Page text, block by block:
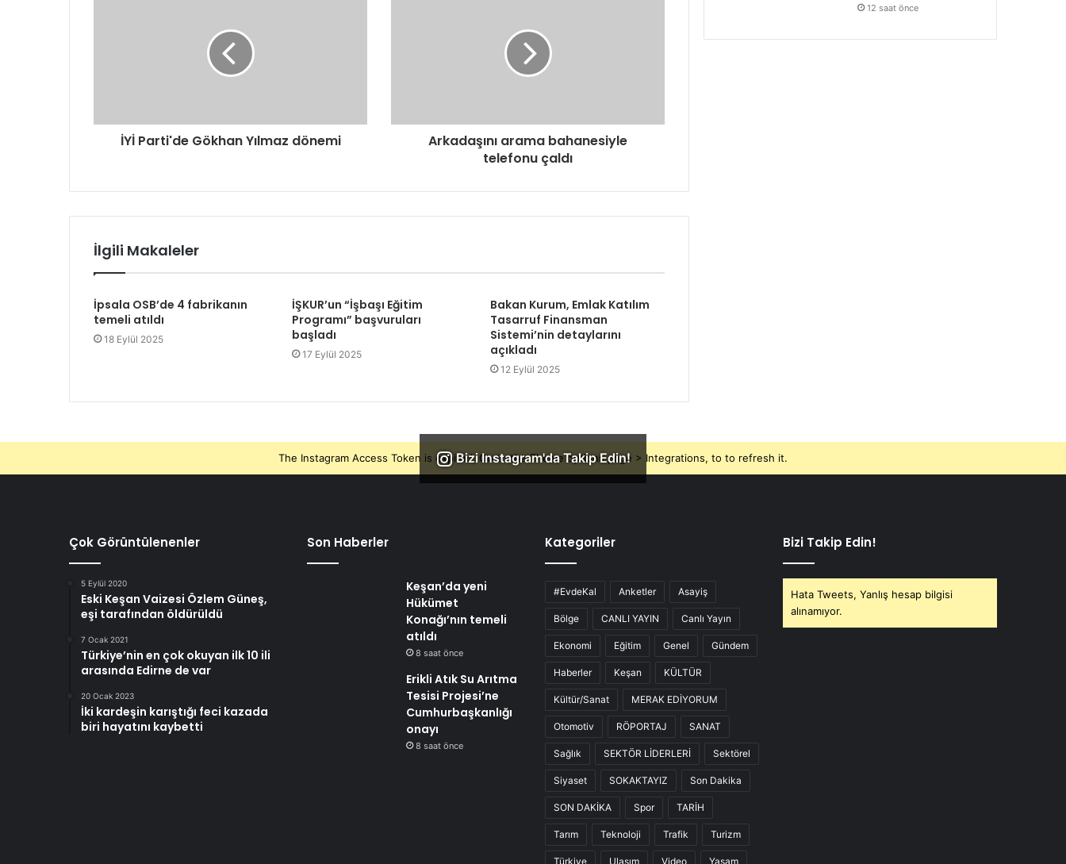
İYİ Parti'de Gökhan Yılmaz dönemi
Arkadaşını arama bahanesiyle
telefonu çaldı
İlgili Makaleler
İpsala OSB’de 4 fabrikanın
temeli atıldı
18 Eylül 2025
İŞKUR’un “İşbaşı Eğitim
Programı” başvuruları
başladı
17 Eylül 2025
Bakan Kurum, Emlak Katılım
Tasarruf Finansman
Sistemi’nin detaylarını
açıkladı
12 Eylül 2025
12 saat önce
Bizi Instagram'da Takip Edin!
The Instagram Access Token is expired, Go to the Theme options page > Integrations, to to refresh it.
Çok Görüntülenenler
5 Eylül 2020
Eski Keşan Vaizesi Özlem Güneş,
eşi tarafından öldürüldü
7 Ocak 2021
Türkiye’nin en çok okuyan ilk 10 ili
arasında Edirne de var
20 Ocak 2023
İki kardeşin karıştığı feci kazada
biri hayatını kaybetti
Son Haberler
Keşan’da yeni
Hükümet
Konağı’nın temeli
atıldı
8 saat önce
Erikli Atık Su Arıtma
Tesisi Projesi’ne
Cumhurbaşkanlığı
onayı
8 saat önce
Kategoriler
#EvdeKal Anketler Asayiş
Bölge CANLI YAYIN Canlı Yayın
Ekonomi Eğitim Genel Gündem
Haberler Keşan KÜLTÜR
Kültür/Sanat MERAK EDİYORUM
Otomotiv RÖPORTAJ SANAT
Sağlık SEKTÖR LİDERLERİ Sektörel
Siyaset SOKAKTAYIZ Son Dakika
SON DAKİKA Spor TARİH
Tarım Teknoloji Trafik Turizm
Türkiye Ulaşım Video Yaşam
Bizi Takip Edin!
Hata Tweets, Yanlış hesap bilgisi
alınamıyor.